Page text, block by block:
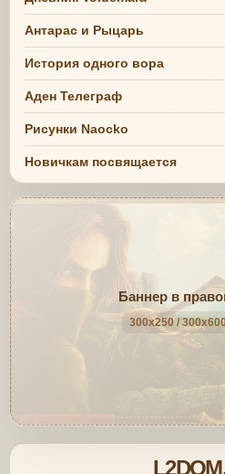
Антарас и Рыцарь
История одного вора
Аден Телеграф
Рисунки Naocko
Новичкам посвящается
Баннер в
300x250 /